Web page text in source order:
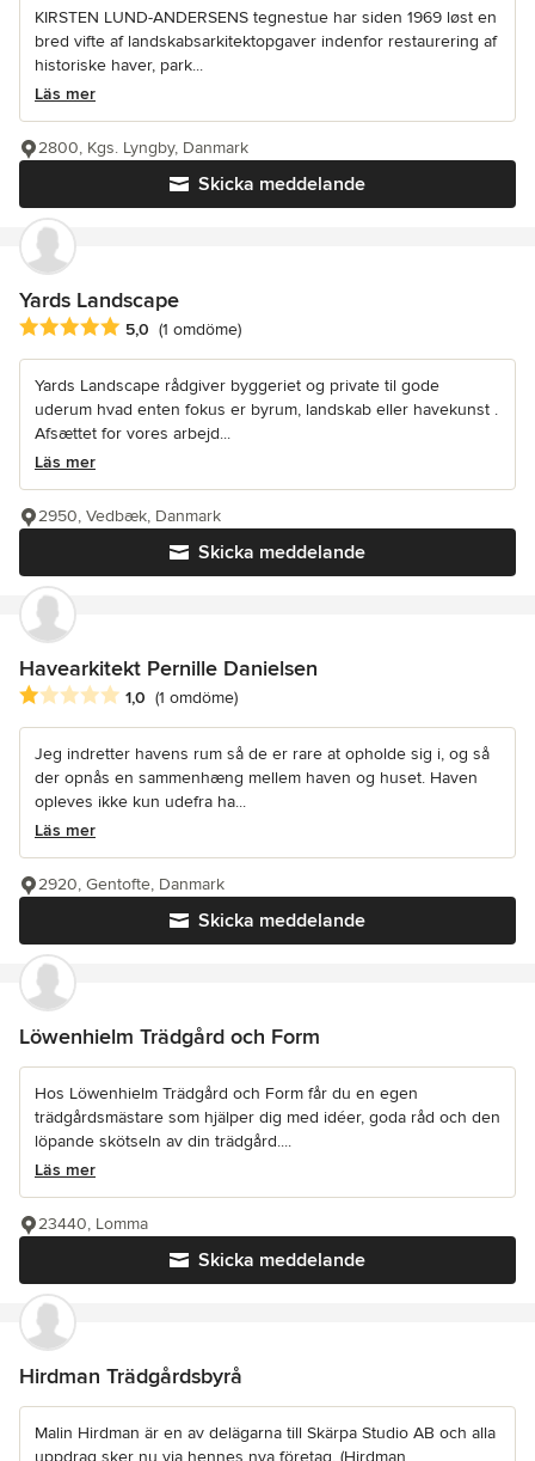
KIRSTEN LUND-ANDERSENS tegnestue har siden 1969 løst en
bred vifte af landskabsarkitektopgaver indenfor restaurering af
historiske haver, park...
Läs mer
Skicka meddelande
2800, Kgs. Lyngby, Danmark
Yards Landscape
Genomsnittligt omdöme: 5 av 5 stjärnor
5,0 (1 omdöme)
Yards Landscape rådgiver byggeriet og private til gode
uderum hvad enten fokus er byrum, landskab eller havekunst .
Afsættet for vores arbejd...
Läs mer
Skicka meddelande
2950, Vedbæk, Danmark
Havearkitekt Pernille Danielsen
Genomsnittligt omdöme: 1 av 5 stjärnor
1,0 (1 omdöme)
Jeg indretter havens rum så de er rare at opholde sig i, og så
der opnås en sammenhæng mellem haven og huset. Haven
opleves ikke kun udefra ha...
Läs mer
Skicka meddelande
2920, Gentofte, Danmark
Löwenhielm Trädgård och Form
Hos Löwenhielm Trädgård och Form får du en egen
trädgårdsmästare som hjälper dig med idéer, goda råd och den
löpande skötseln av din trädgård....
Läs mer
Skicka meddelande
23440, Lomma
Hirdman Trädgårdsbyrå
Malin Hirdman är en av delägarna till Skärpa Studio AB och alla
uppdrag sker nu via hennes nya företag. (Hirdman